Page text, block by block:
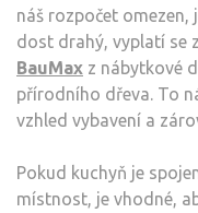
náš rozpočet omezen,
dost drahý, vyplatí se
BauMax z nábytkové
přírodního dřeva. To
vzhled vybavení a
Pokud kuchyň je
místnost, je vhodné,